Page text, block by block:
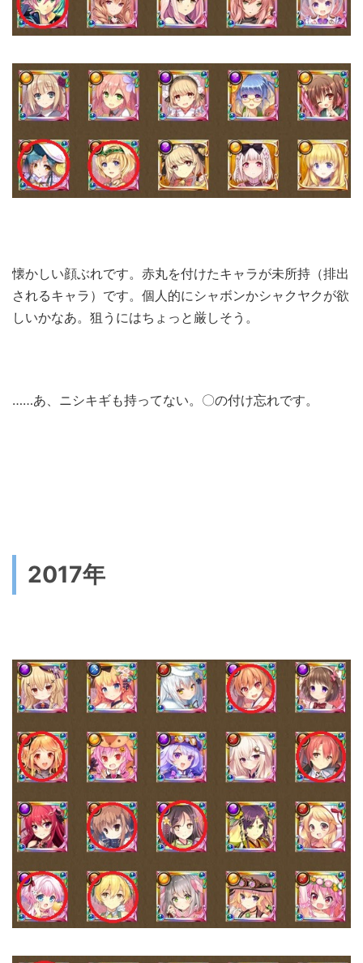
懐かしい顔ぶれです。赤丸を付けたキャラが未所持（排出
されるキャラ）です。個人的にシャボンかシャクヤクが欲
しいかなあ。狙うにはちょっと厳しそう。
……あ、ニシキギも持ってない。〇の付け忘れです。
2017年